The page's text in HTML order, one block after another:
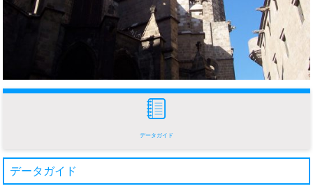
データガイド
データガイド